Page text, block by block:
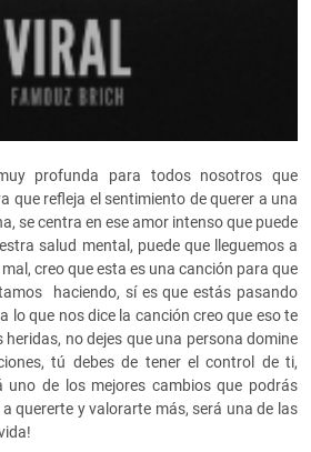
profunda para todos nosotros que
que refleja el sentimiento de querer a una
se centra en ese amor intenso que puede
salud mental, puede que lleguemos a
creo que esta es una canción para que
haciendo, sí es que estás pasando
lo que nos dice la canción creo que eso te
no dejes que una persona domine
tú debes de tener el control de ti,
uno de los mejores cambios que podrás
quererte y valorarte más, será una de las